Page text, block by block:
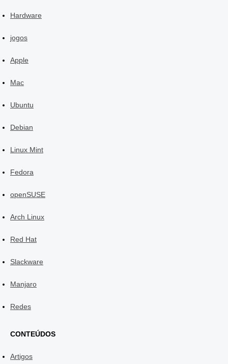
Hardware
jogos
Apple
Mac
Ubuntu
Debian
Linux Mint
Fedora
openSUSE
Arch Linux
Red Hat
Slackware
Manjaro
Redes
CONTEÚDOS
Artigos